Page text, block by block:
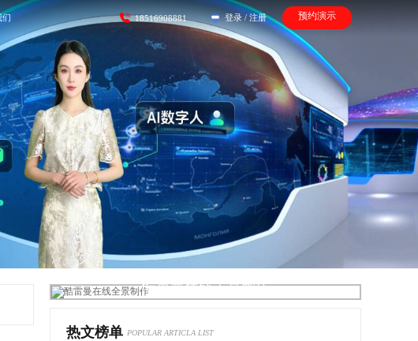
们 18516908881 登录 / 注册 预约演示
酷雷曼在线全景制作
热文榜单 POPULAR ARTICLA LIST